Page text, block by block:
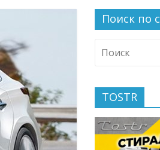
Поиск по
TOSTR